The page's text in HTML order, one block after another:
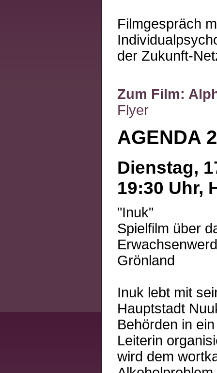
Filmgespräch
der Zukunft-
Zum Film:
Flyer
AGENDA
Dienstag,
19:30 Uhr,
"Inuk"
Spielfilm über
Grönland
Inuk lebt mit
Hauptstadt
Behörden in
Leiterin
wird dem